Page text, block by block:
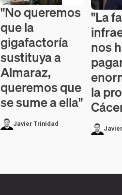
Contenido en vídeo
"No queremos
que la
gigafactoría
sustituya a
Almaraz,
queremos que
se sume a ella"
Javier Trinidad
"La
nos
la